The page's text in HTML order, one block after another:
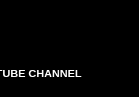
CHANNEL